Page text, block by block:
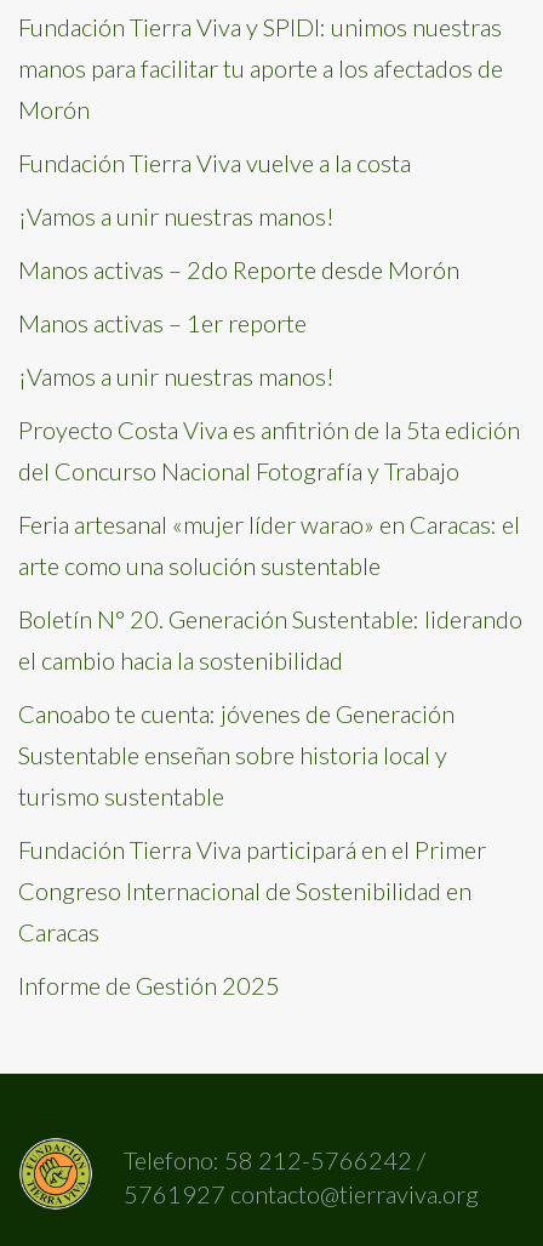
Fundación Tierra Viva y SPIDI: unimos nuestras
manos para facilitar tu aporte a los afectados de
Morón
Fundación Tierra Viva vuelve a la costa
¡Vamos a unir nuestras manos!
Manos activas – 2do Reporte desde Morón
Manos activas – 1er reporte
¡Vamos a unir nuestras manos!
Proyecto Costa Viva es anfitrión de la 5ta edición
del Concurso Nacional Fotografía y Trabajo
Feria artesanal «mujer líder warao» en Caracas: el
arte como una solución sustentable
Boletín N° 20. Generación Sustentable: liderando
el cambio hacia la sostenibilidad
Canoabo te cuenta: jóvenes de Generación
Sustentable enseñan sobre historia local y
turismo sustentable
Fundación Tierra Viva participará en el Primer
Congreso Internacional de Sostenibilidad en
Caracas
Informe de Gestión 2025
Telefono: 58 212-5766242 /
5761927 contacto@tierraviva.org